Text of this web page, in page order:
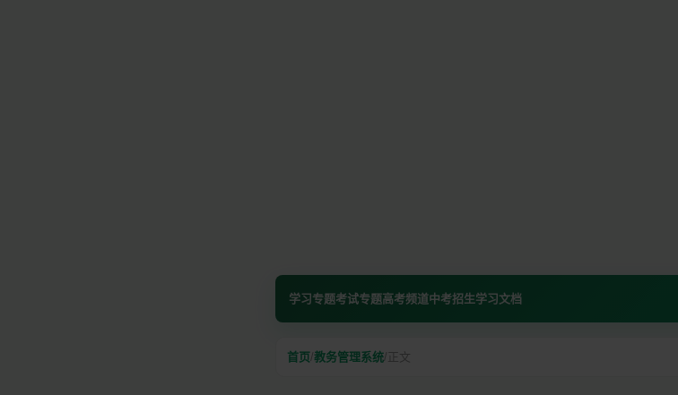
学习专题考试专题高考频道中考招生学习文档
首页/教务管理系统/ 正文